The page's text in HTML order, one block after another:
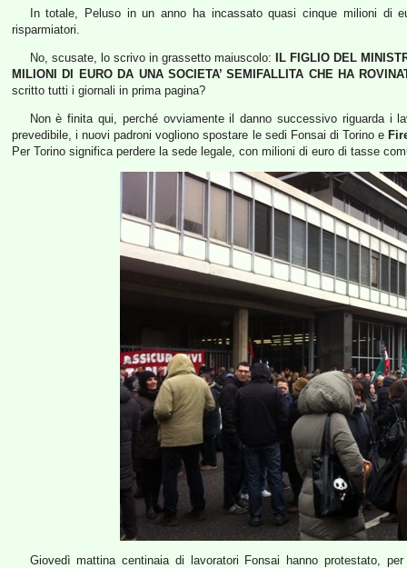
In totale, Peluso in un anno ha incassato quasi cinque milioni di
risparmiatori.
No, scusate, lo scrivo in grassetto maiuscolo:
IL FIGLIO DEL
MILIONI DI EURO DA UNA SOCIETA’ SEMIFALLITA CHE HA
scritto tutti i giornali in prima pagina?
Non è finita qui, perché ovviamente il danno successivo riguarda i
prevedibile, i nuovi padroni vogliono spostare le sedi Fonsai di Torino e
Per Torino significa perdere la sede legale, con milioni di euro di tasse
Giovedì mattina centinaia di lavoratori Fonsai hanno protestato,